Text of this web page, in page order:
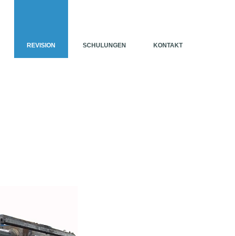
REVISION SCHULUNGEN KONTAKT